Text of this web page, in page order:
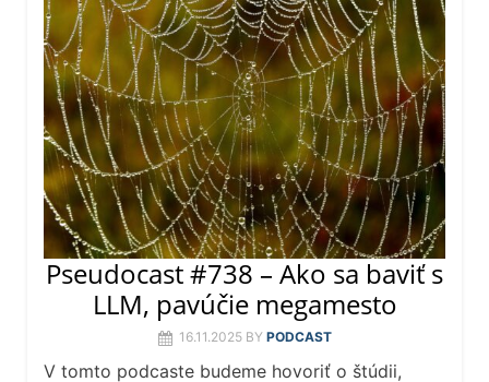
Pseudocast #738 – Ako sa baviť s
LLM, pavúčie megamesto
16.11.2025 BY PODCAST
V tomto podcaste budeme hovoriť o štúdii,